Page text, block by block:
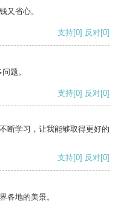
又省心。
支持[0] 反对[0]
题。
支持[0] 反对[0]
断学习，让我能够取得更好的
支持[0] 反对[0]
各地的美景。